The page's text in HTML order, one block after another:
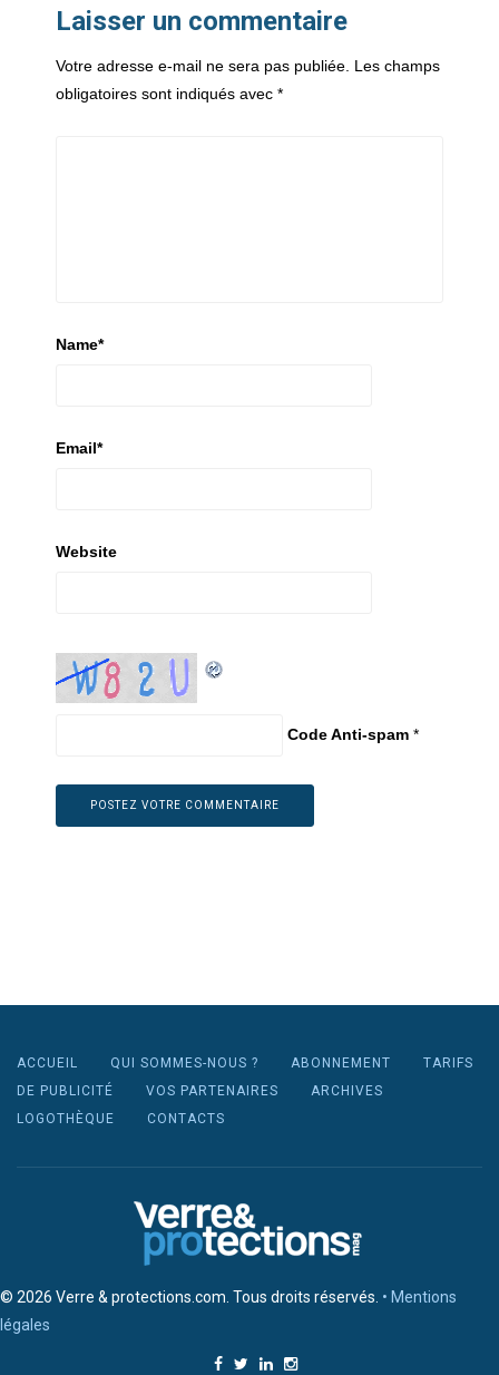
Laisser un commentaire
Votre adresse e-mail ne sera pas publiée. Les champs
obligatoires sont indiqués avec *
Name*
Email*
Website
Code Anti-spam *
ACCUEIL QUI SOMMES-NOUS ? ABONNEMENT
TARIFS
DE PUBLICITÉ
VOS PARTENAIRES
ARCHIVES
LOGOTHÈQUE
CONTACTS
© 2026 Verre & protections.com. Tous droits réservés. • Mentions
légales